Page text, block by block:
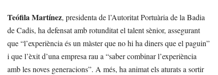
Teófila Martínez, presidenta de l’Autoritat Portuària de la Badia
de Cadis, ha defensat amb rotunditat el talent sènior, assegurant
que “l’experiència és un màster que no hi ha diners que el paguin”
i que l’èxit d’una empresa rau a “saber combinar l’experiència
amb les noves generacions”. A més, ha animat els aturats a sortir